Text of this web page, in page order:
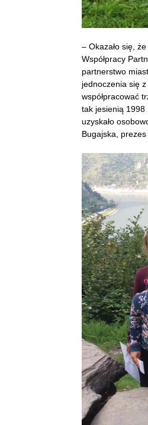
– Okazało się,
Współpracy
partnerstwo
jednoczenia się
współpracować
tak jesienią 1998
uzyskało
Bugajska,